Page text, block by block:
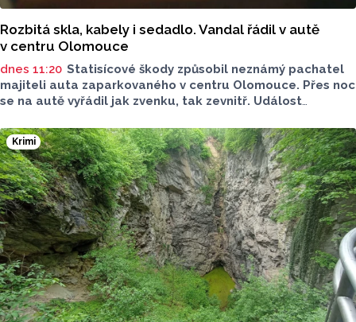
Rozbitá skla, kabely i sedadlo. Vandal řádil v autě
v centru Olomouce
dnes 11:20 Statisícové škody způsobil neznámý pachatel
majiteli auta zaparkovaného v centru Olomouce. Přes noc
se na autě vyřádil jak zvenku, tak zevnitř. Událost
informovala tisková mluvčí Marie Šafářová. Pachateli
hrozí i vězení.
Krimi